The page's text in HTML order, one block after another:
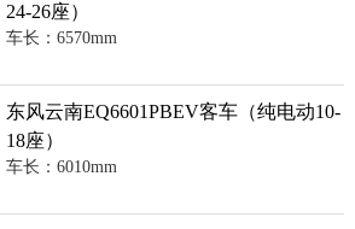
24-26座）
车长：6570mm
东风云南EQ6601PBEV客车（纯电动10-
18座）
车长：6010mm